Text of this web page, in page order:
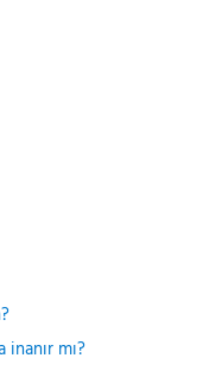
mı?